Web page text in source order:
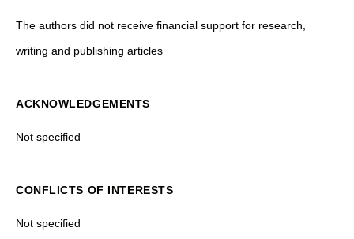
The authors did not receive financial support for research,
writing and publishing articles
ACKNOWLEDGEMENTS
Not specified
CONFLICTS OF INTERESTS
Not specified